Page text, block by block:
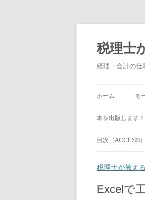
税理士
経理・会計の仕
ホーム モ
本を出版します！
目次（ACCESS）
税理士が教え
Excelで